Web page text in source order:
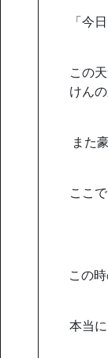
「今
この
けん
また
ここ
この
本当